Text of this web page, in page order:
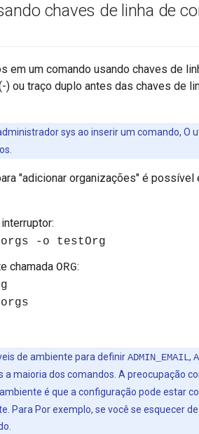
chaves de linha de
em um comando usando chaves de
ou traço duplo antes das chaves de
sys ao inserir um comando, O
"adicionar organizações" é
interruptor:
-o testOrg
chamada ORG:
de ambiente para definirADMIN_EMAIL,
a maioria dos comandos. A preocupação
é que a configuração pode estar
Para Por exemplo, se você se esquecer